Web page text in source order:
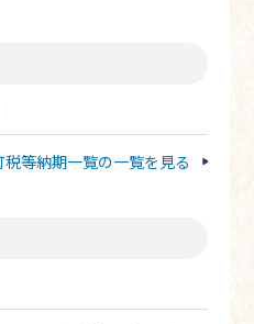
税等納期一覧の一覧を見る